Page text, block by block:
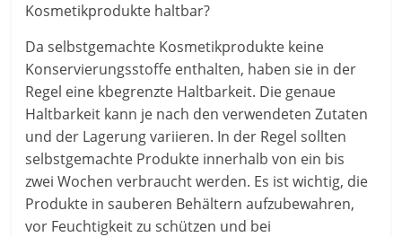
Kosmetikprodukte haltbar?
Da selbstgemachte Kosmetikprodukte keine
Konservierungsstoffe enthalten, haben sie in der
Regel eine kbegrenzte Haltbarkeit. Die genaue
Haltbarkeit kann je nach den verwendeten Zutaten
und der Lagerung variieren. In der Regel sollten
selbstgemachte Produkte innerhalb von ein bis
zwei Wochen verbraucht werden. Es ist wichtig, die
Produkte in sauberen Behältern aufzubewahren,
vor Feuchtigkeit zu schützen und bei